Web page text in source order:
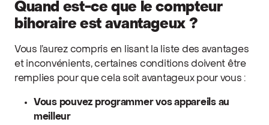
Quand est-ce que le compteur
bihoraire est avantageux ?
Vous l’aurez compris en lisant la liste des avantages
et inconvénients, certaines conditions doivent être
remplies pour que cela soit avantageux pour vous :
Vous pouvez programmer vos appareils au
meilleur